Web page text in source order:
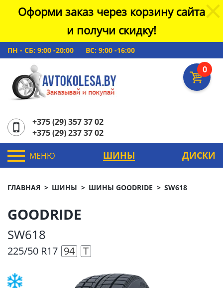
Оформи заказ через корзину сайта
и получи скидку!
ПН - СБ: 9:00 -20:00 ВС: 9:00 -16:00
0
+375 (29) 357 37 02
+375 (29) 237 37 02
МЕНЮ ШИНЫ ДИСКИ
ГЛАВНАЯ ШИНЫ ШИНЫ GOODRIDE SW618
GOODRIDE
SW618
225/50 R17 94 T